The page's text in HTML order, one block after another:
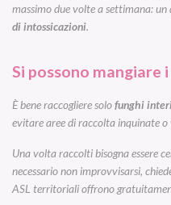
massimo due volte a settimana:
di intossicazioni.
Si possono mangiare
È bene raccogliere solofunghi
evitare aree di raccolta inquinate
Una volta raccolti bisogna essere
necessario non improvvisarsi,
ASL territoriali offrono